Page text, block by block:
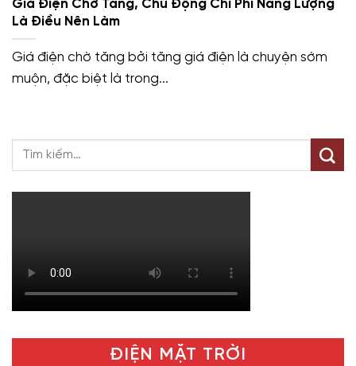
Giá Điện Chờ Tăng, Chủ Động Chi Phí Năng Lượng
Là Điều Nên Làm
Giá điện chờ tăng bởi tăng giá điện là chuyện sớm
muộn, đặc biệt là trong...
ĐIỆN MẶT TRỜI